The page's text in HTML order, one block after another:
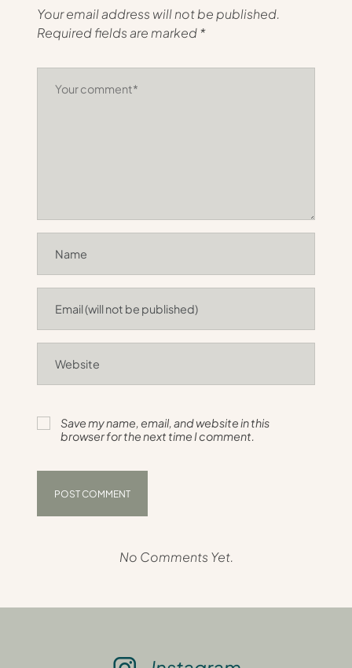
Your email address will not be published.
Required fields are marked*
Save my name, email, and website in this
browser for the next time I comment.
No Comments Yet.